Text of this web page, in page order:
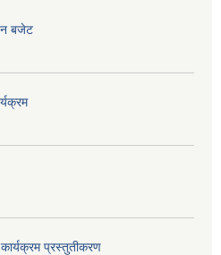
बजेट
प्रस्तुतीकरण